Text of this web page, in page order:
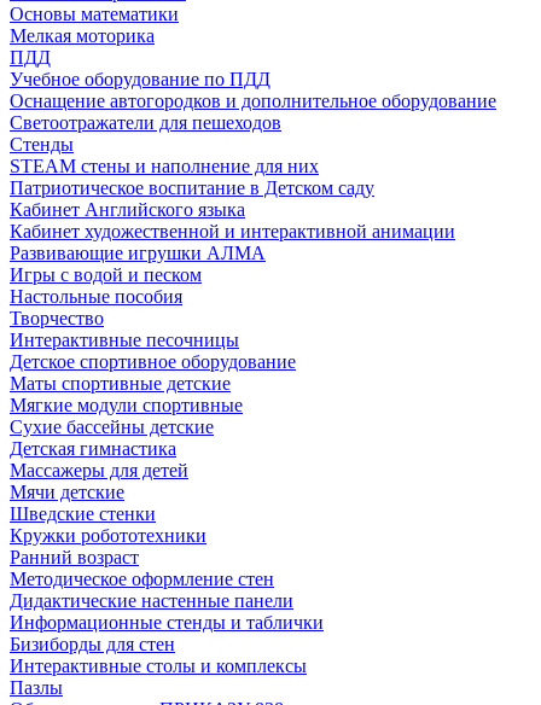
Основы математики
Мелкая моторика
ПДД
Учебное оборудование по ПДД
Оснащение автогородков и дополнительное оборудование
Светоотражатели для пешеходов
Стенды
STEAM стены и наполнение для них
Патриотическое воспитание в Детском саду
Кабинет Английского языка
Кабинет художественной и интерактивной анимации
Развивающие игрушки АЛМА
Игры с водой и песком
Настольные пособия
Творчество
Интерактивные песочницы
Детское спортивное оборудование
Маты спортивные детские
Мягкие модули спортивные
Сухие бассейны детские
Детская гимнастика
Массажеры для детей
Мячи детские
Шведские стенки
Кружки робототехники
Ранний возраст
Методическое оформление стен
Дидактические настенные панели
Информационные стенды и таблички
Бизиборды для стен
Интерактивные столы и комплексы
Пазлы